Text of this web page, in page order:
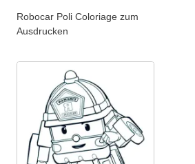
Robocar Poli Coloriage zum
Ausdrucken